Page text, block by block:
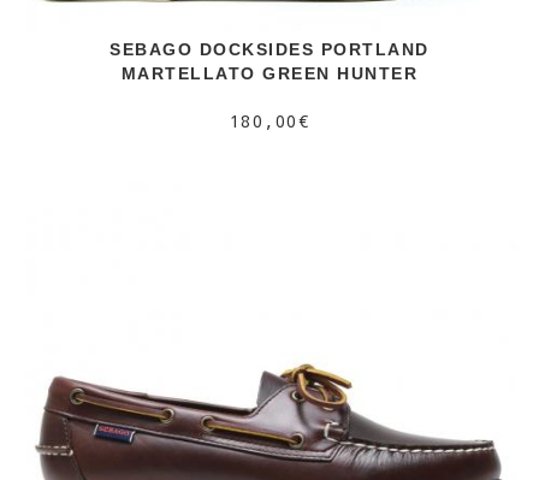
SEBAGO DOCKSIDES PORTLAND
MARTELLATO GREEN HUNTER
180,00€